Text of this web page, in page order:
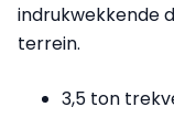
indrukwekkende
terrein.
3,5 ton